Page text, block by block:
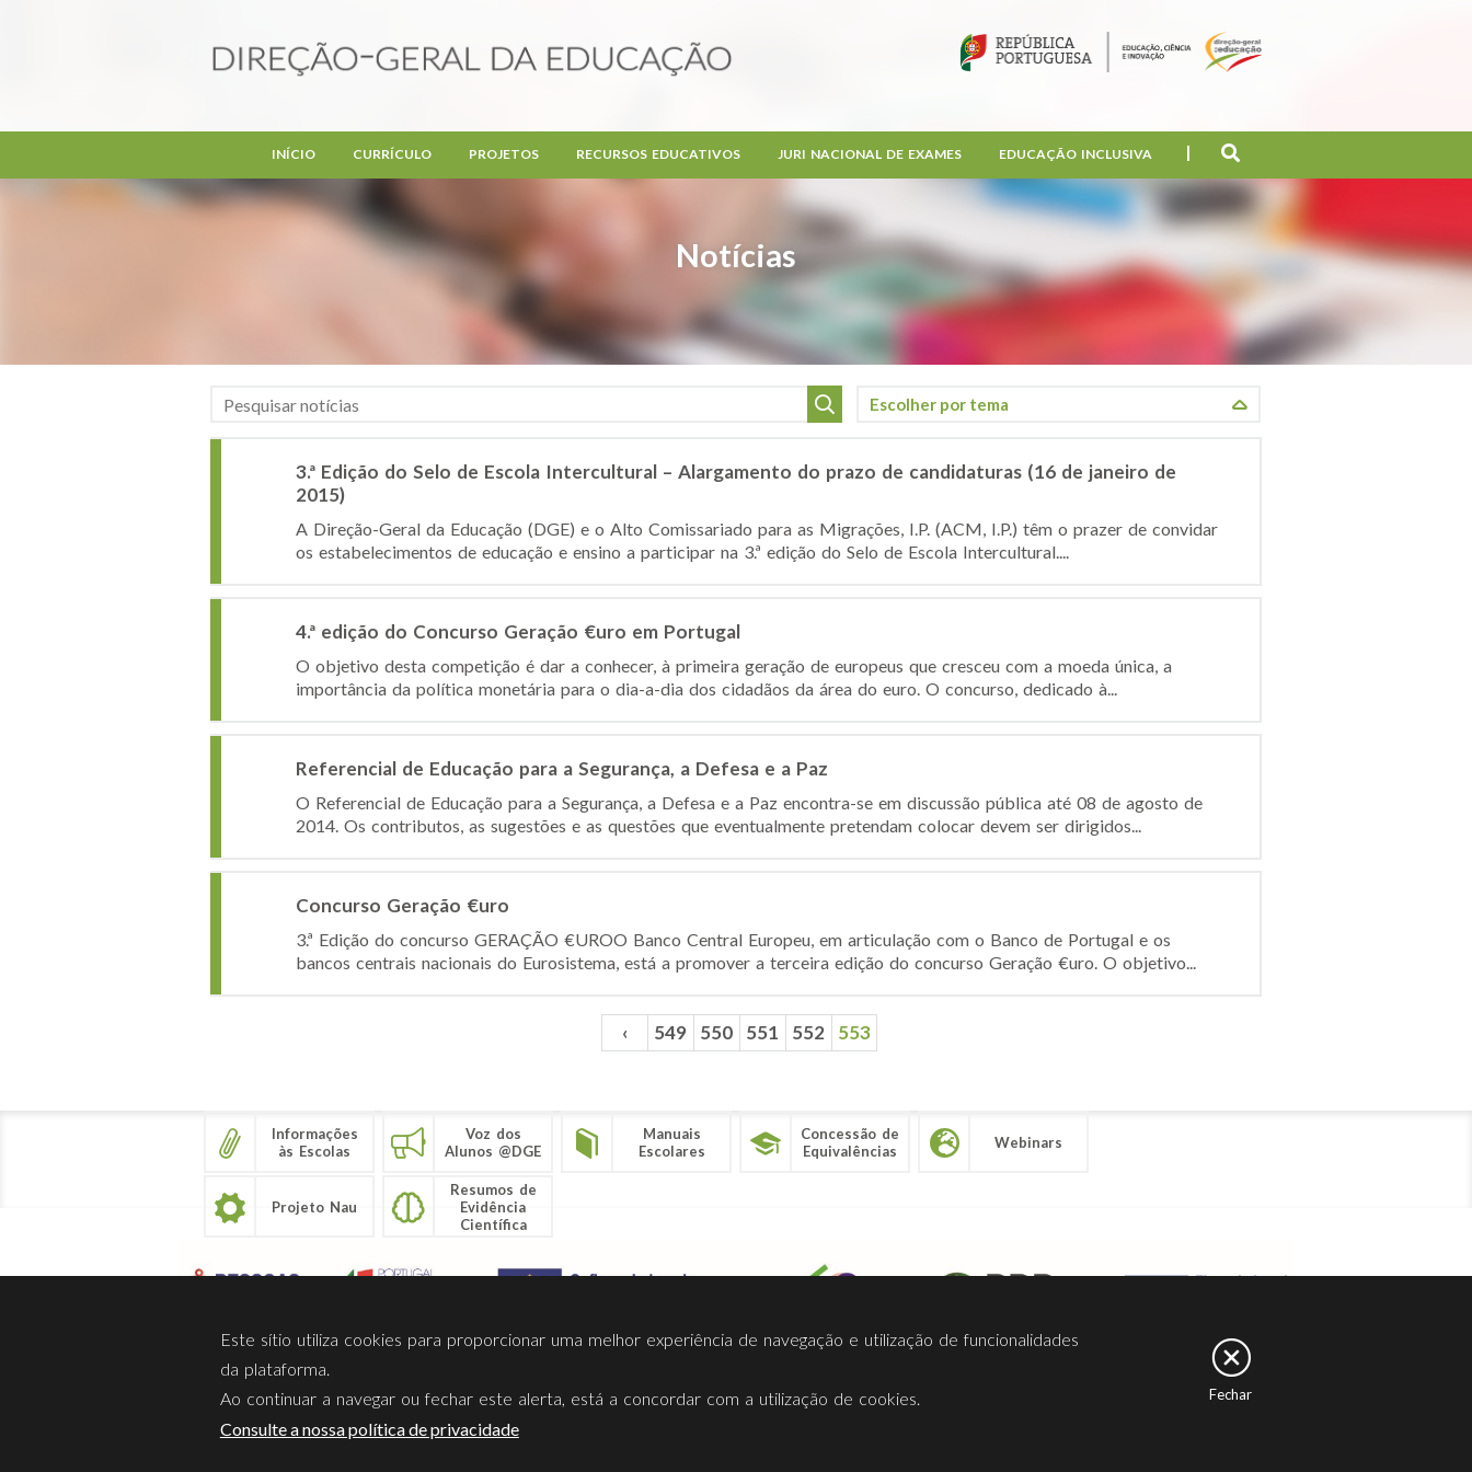
Notícias
INÍCIO CURRÍCULO PROJETOS RECURSOS EDUCATIVOS JURI NACIONAL DE EXAMES EDUCAÇÃO INCLUSIVA
3.ª Edição do Selo de Escola Intercultural – Alargamento do prazo de candidaturas (16 de janeiro de
2015)
A Direção-Geral da Educação (DGE) e o Alto Comissariado para as Migrações, I.P. (ACM, I.P.) têm o prazer de convidar
os estabelecimentos de educação e ensino a participar na 3.ª edição do Selo de Escola Intercultural....
4.ª edição do Concurso Geração €uro em Portugal
O objetivo desta competição é dar a conhecer, à primeira geração de europeus que cresceu com a moeda única, a
importância da política monetária para o dia-a-dia dos cidadãos da área do euro. O concurso, dedicado à...
Referencial de Educação para a Segurança, a Defesa e a Paz
O Referencial de Educação para a Segurança, a Defesa e a Paz encontra-se em discussão pública até 08 de agosto de
2014. Os contributos, as sugestões e as questões que eventualmente pretendam colocar devem ser dirigidos...
Concurso Geração €uro
3.ª Edição do concurso GERAÇÃO €URO​ O Banco Central Europeu, em articulação com o Banco de Portugal e os
bancos centrais nacionais do Eurosistema, está a promover a terceira edição do concurso Geração €uro. O objetivo...
‹ 549 550 551 552 553
Informações
às Escolas
Voz dos
Alunos @DGE
Manuais
Escolares
Concessão de
Equivalências
Webinars
Projeto Nau
Resumos de
Evidência
Científica
Sobre Nós Privacidade Termos Utilização Contactos Ligações Facebook
Este sítio utiliza cookies para proporcionar uma melhor experiência de navegação e utilização de funcionalidades
da plataforma.
Ao continuar a navegar ou fechar este alerta, está a concordar com a utilização de cookies.
Consulte a nossa política de privacidade
Fechar